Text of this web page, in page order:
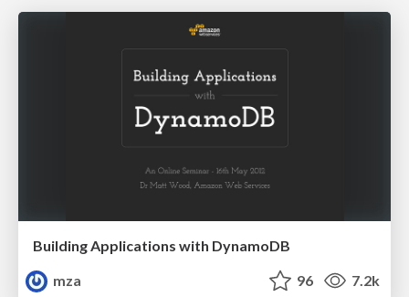
Building Applications with DynamoDB
mza
96 7.2k